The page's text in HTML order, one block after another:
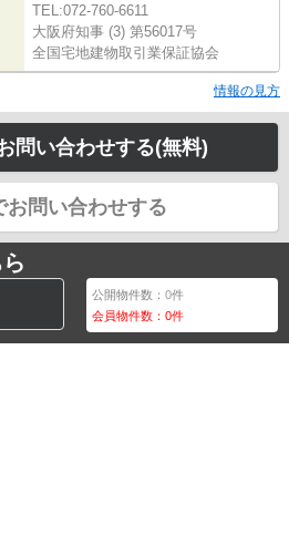
TEL:072-760-6611
大阪府知事 (3) 第56017号
全国宅地建物取引業保証協会
情報の見方
問い合わせする(無料)
お問い合わせする
公開物件数：0件
会員物件数：0件